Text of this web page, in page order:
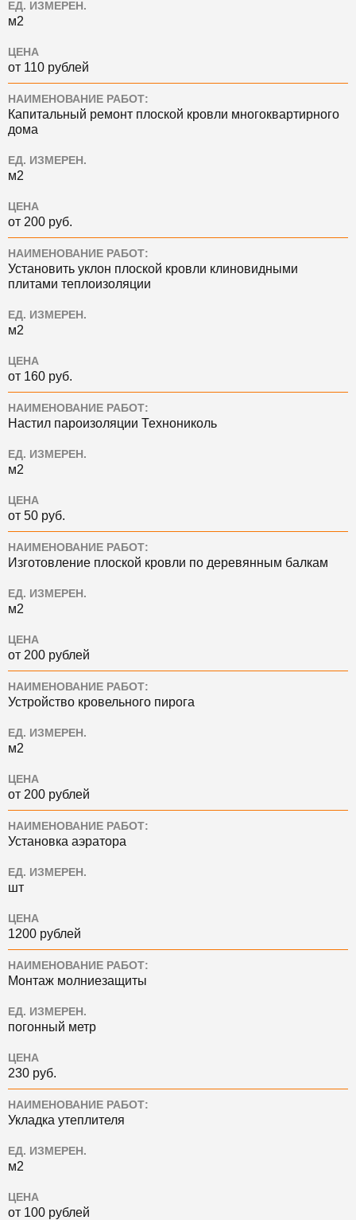
ЕД. ИЗМЕРЕН.
м2
ЦЕНА
от 110 рублей
НАИМЕНОВАНИЕ РАБОТ:
Капитальный ремонт плоской кровли многоквартирного
дома
ЕД. ИЗМЕРЕН.
м2
ЦЕНА
от 200 руб.
НАИМЕНОВАНИЕ РАБОТ:
Установить уклон плоской кровли клиновидными
плитами теплоизоляции
ЕД. ИЗМЕРЕН.
м2
ЦЕНА
от 160 руб.
НАИМЕНОВАНИЕ РАБОТ:
Настил пароизоляции Технониколь
ЕД. ИЗМЕРЕН.
м2
ЦЕНА
от 50 руб.
НАИМЕНОВАНИЕ РАБОТ:
Изготовление плоской кровли по деревянным балкам
ЕД. ИЗМЕРЕН.
м2
ЦЕНА
от 200 рублей
НАИМЕНОВАНИЕ РАБОТ:
Устройство кровельного пирога
ЕД. ИЗМЕРЕН.
м2
ЦЕНА
от 200 рублей
НАИМЕНОВАНИЕ РАБОТ:
Установка аэратора
ЕД. ИЗМЕРЕН.
шт
ЦЕНА
1200 рублей
НАИМЕНОВАНИЕ РАБОТ:
Монтаж молниезащиты
ЕД. ИЗМЕРЕН.
погонный метр
ЦЕНА
230 руб.
НАИМЕНОВАНИЕ РАБОТ:
Укладка утеплителя
ЕД. ИЗМЕРЕН.
м2
ЦЕНА
от 100 рублей